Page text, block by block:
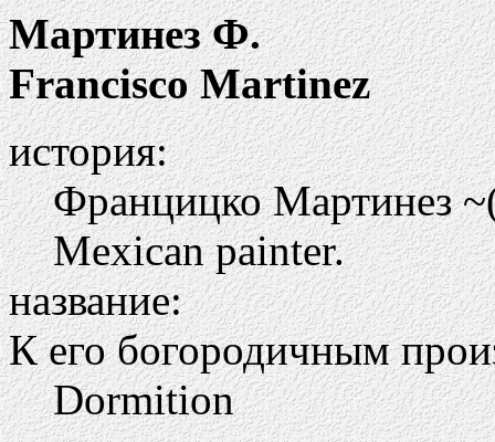
Мартинез Ф.
Francisco Martinez
история:
Францицко Мартинез
Mexican painter.
название:
К его богородичным
Dormition